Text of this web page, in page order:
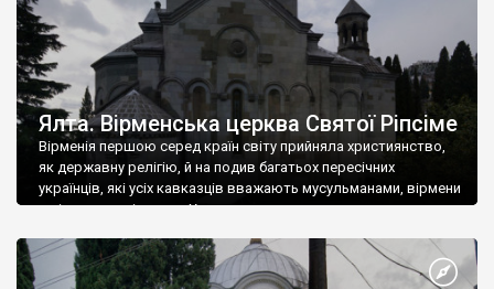
Ялта. Вірменська церква Святої Ріпсіме
Вірменія першою серед країн світу прийняла християнство,
як державну релігію, й на подив багатьох пересічних
українців, які усіх кавказців вважають мусульманами, вірмени
є відданими вірянами Христа